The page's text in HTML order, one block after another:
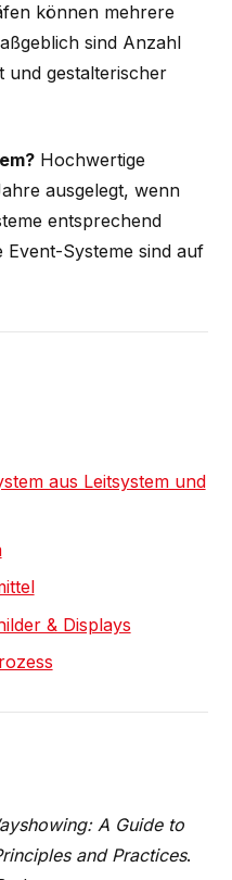
können mehrere
sind Anzahl
und gestalterischer
Hochwertige
ausgelegt, wenn
entsprechend
Systeme sind auf
aus Leitsystem und
& Displays
A Guide to
and Practices.